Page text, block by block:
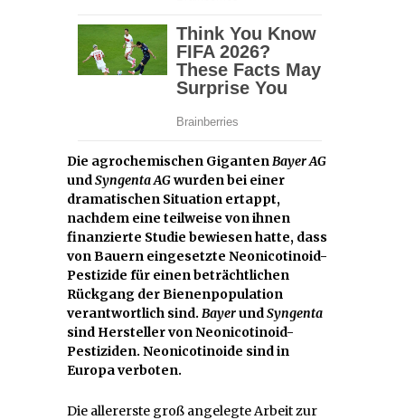
Die agrochemischen GigantenBayer AG
undSyngenta AGwurden bei einer
dramatischen Situation ertappt,
nachdem eine teilweise von ihnen
finanzierte Studie bewiesen hatte, dass
von Bauern eingesetzte Neonicotinoid-
Pestizide für einen beträchtlichen
Rückgang der Bienenpopulation
verantwortlich sind. BayerundSyngenta
sind Hersteller von Neonicotinoid-
Pestiziden. Neonicotinoide sind in
Europa verboten.
Die allererste groß angelegte Arbeit zur